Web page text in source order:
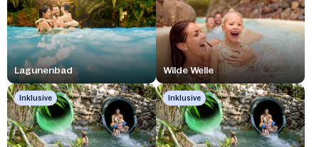
Lagunenbad Wilde Welle
Inklusive Inklusive